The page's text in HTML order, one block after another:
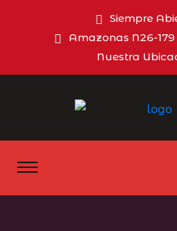
Siempre
Amazonas N26-
Nuestra